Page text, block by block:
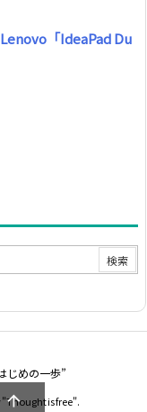
「IdeaPad Du
じめの一歩”
Thought is free".
